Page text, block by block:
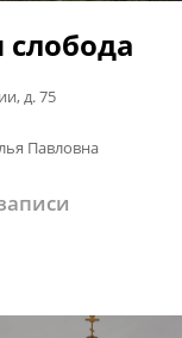
д. 75
Павловна